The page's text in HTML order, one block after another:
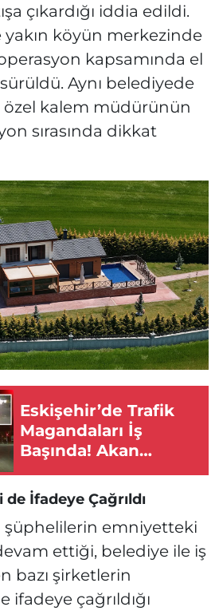
çıkardığı iddia edildi.
köyün merkezinde
kapsamında el
Aynı belediyede
özel kalem müdürünün
sırasında dikkat
Eskişehir’de Trafik
Magandaları İş
Başında! Akan
Trafikte Yarıştılar!
İfadeye Çağrıldı
şüphelilerin emniyetteki
ettiği, belediye ile iş
bazı şirketlerin
çağrıldığı